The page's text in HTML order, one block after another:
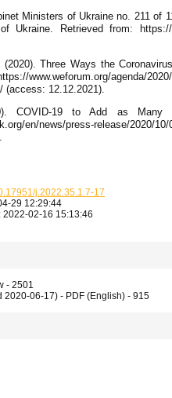
Ministers of Ukraine no. 211 of
Retrieved from: https://
Three Ways the
www.weforum.org/agenda/2020/
(access: 12.12.2021).
COVID-19 to Add as
en/news/press-release/2020/
j.2022.35.1.7-17
29 12:29:44
2022-02-16 15:13:46
- 2501
2020-06-17) - PDF (English) - 915